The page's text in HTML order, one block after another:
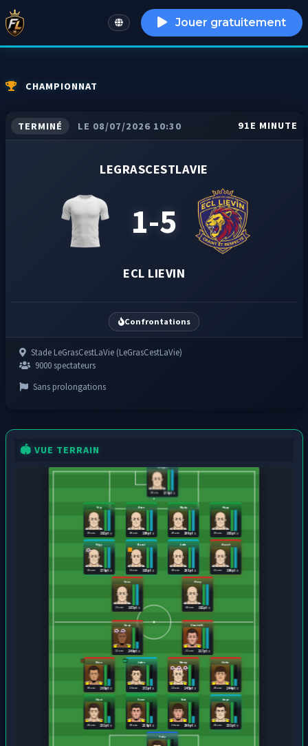
English Jouer gratuitement
CHAMPIONNAT
TERMINÉ LE 08/07/2026 10:30 91E MINUTE
LEGRASCESTLAVIE
1-5
ECL LIEVIN
Confrontations
Stade LeGrasCestLaVie (LeGrasCestLaVie)
9000 spectateurs
Sans prolongations
🏟️ VUE TERRAIN
Gragas
176 pts
20 ans
Vipi
182 pts
20 ans
Bine
180 pts
20 ans
Mydy
200 pts
20 ans
Hypy
183 pts
20 ans
Rigy
178 pts
19 ans
Nami
183 pts
21 ans
Lulu
203 pts
20 ans
Brand
190 pts
22 ans
Vexe
187 pts
21 ans
Hosy
182 pts
20 ans
Fofa
Hyvi
232 pts
20 ans
Gove
238 pts
20 ans
Yani
200 pts
26 ans
Supe
233 pts
20 ans
Nico
268 pts
30 ans
Jules
172 pts
26 ans
Wuwy
245 pts
21 ans
Gehe
244 pts
20 ans
Xuqu
249 pts
22 ans
Dimitri K.
317 pts
22 ans